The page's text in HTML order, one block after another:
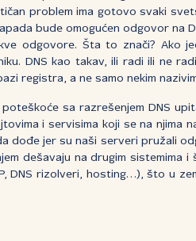
problem ima gotovo svaki
bude omogućen odgovor na
odgovore. Šta to znači? Ako
DNS kao takav, ili radi ili ne
registra, a ne samo nekim
sa razrešenjem DNS
i servisima koji se na njima
dođe jer su naši serveri pružali
dešavaju na drugim
DNS rizolveri, hosting…), što u